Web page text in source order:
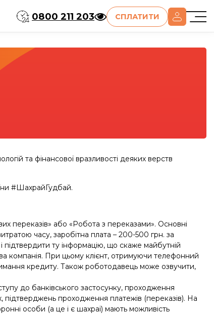
0800 211 203 СПЛАТИТИ
та фінансової вразливості деяких верств
#ШахрайГудбай.
переказів» або «Робота з переказами». Основні
часу, заробітна плата – 200-500 грн. за
підтвердити ту інформацію, що скаже майбутній
компанія. При цьому клієнт, отримуючи телефонний
кредиту. Також роботодавець може озвучити,
до банківського застосунку, проходження
підтверджень проходження платежів (переказів). На
особи (а це і є шахраї) мають можливість